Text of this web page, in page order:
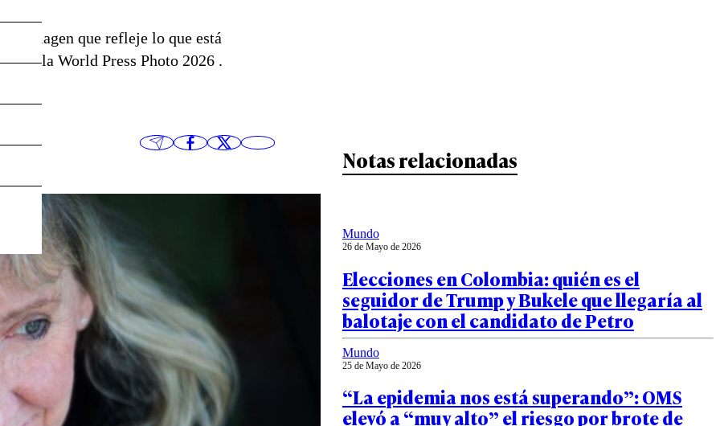
imagen que refleje lo que está
de la World Press Photo 2026 .
Notas relacionadas
Mundo
26 de Mayo de 2026
Elecciones en Colombia: quién es el
seguidor de Trump y Bukele que llegaría al
balotaje con el candidato de Petro
Mundo
25 de Mayo de 2026
“La epidemia nos está superando”: OMS
elevó a “muy alto” el riesgo por brote de